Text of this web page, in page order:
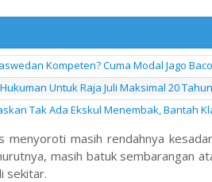
Kompeten? Cuma Modal Jago
Untuk Raja Juli Maksimal 20 Tahun
Tak Ada Ekskul Menembak, Bantah
menyoroti masih rendahnya
masih batuk sembarangan
sekitar.